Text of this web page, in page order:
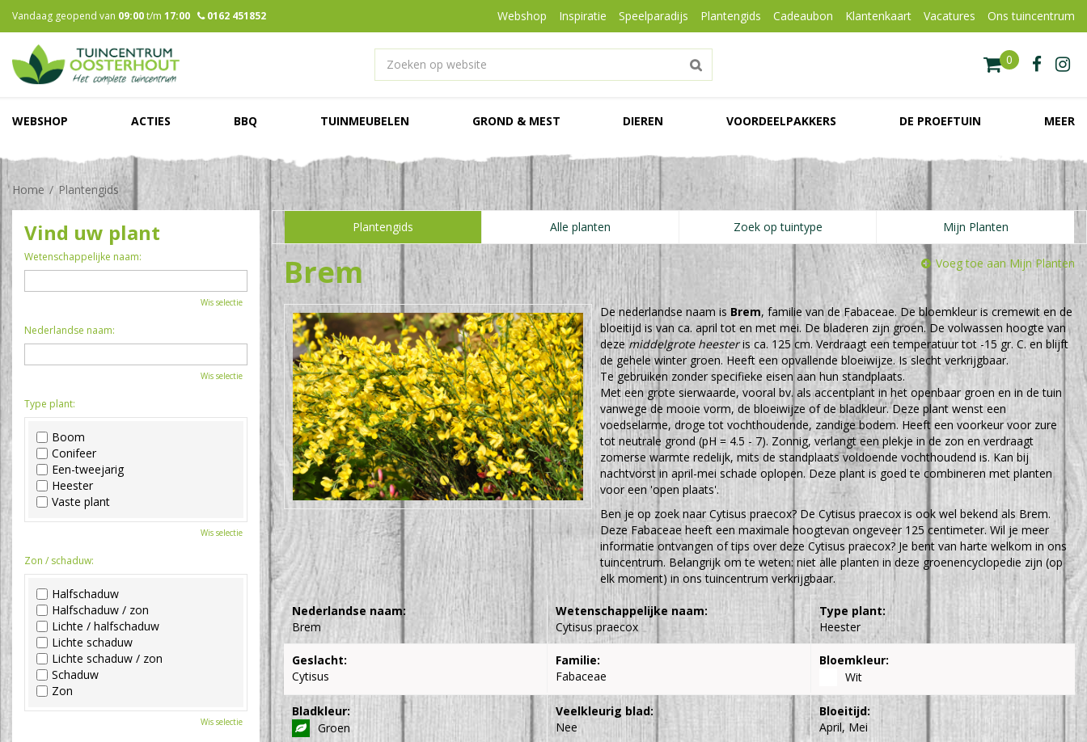
naar
Home Plantengids
Vandaag geopend van 09:00t/m 17:00 0162 451852 Webshop Inspiratie Speelparadijs Plantengids Cadeaubon Klantenkaart Vacatures Ons tuincentrum
WEBSHOP ACTIES BBQ TUINMEUBELEN GROND & MEST DIEREN VOORDEELPAKKERS DE PROEFTUIN MEER
Plantengids Alle planten Zoek op tuintype Mijn Planten
Brem Voeg toe aan Mijn Planten
De nederlandse naam is Brem, familie van de Fabaceae. De bloemkleur is cremewit en de
bloeitijd is van ca. april tot en met mei. De bladeren zijn groen. De volwassen hoogte van
dezemiddelgrote heesteris ca. 125 cm. Verdraagt een temperatuur tot -15 gr. C. en blijft
de gehele winter groen. Heeft een opvallende bloeiwijze. Is slecht verkrijgbaar.
Te gebruiken zonder specifieke eisen aan hun standplaats.
Met een grote sierwaarde, vooral bv. als accentplant in het openbaar groen en in de tuin
vanwege de mooie vorm, de bloeiwijze of de bladkleur. Deze plant wenst een
voedselarme, droge tot vochthoudende, zandige bodem. Heeft een voorkeur voor zure
tot neutrale grond (pH = 4.5 - 7). Zonnig, verlangt een plekje in de zon en verdraagt
zomerse warmte redelijk, mits de standplaats voldoende vochthoudend is. Kan bij
nachtvorst in april-mei schade oplopen. Deze plant is goed te combineren met planten
voor een 'open plaats'.
Ben je op zoek naar Cytisus praecox? De Cytisus praecox is ook wel bekend als Brem.
Deze Fabaceae heeft een maximale hoogtevan ongeveer 125 centimeter. Wil je meer
informatie ontvangen of tips over deze Cytisus praecox? Je bent van harte welkom in ons
tuincentrum. Belangrijk om te weten: niet alle planten in deze groenencyclopedie zijn (op
elk moment) in ons tuincentrum verkrijgbaar.
Nederlandse naam:
Brem
Wetenschappelijke naam:
Cytisus praecox
Type plant:
Heester
Geslacht:
Cytisus
Familie:
Fabaceae
Bloemkleur:
Wit
Bladkleur:
Groen
Veelkleurig blad:
Nee
Bloeitijd:
April, Mei
Vind uw plant
Wetenschappelijke naam:
Wis selectie
Nederlandse naam:
Wis selectie
Type plant:
Boom
Conifeer
Een-tweejarig
Heester
Vaste plant
Wis selectie
Zon / schaduw:
Halfschaduw
Halfschaduw / zon
Lichte / halfschaduw
Lichte schaduw
Lichte schaduw / zon
Schaduw
Zon
Wis selectie